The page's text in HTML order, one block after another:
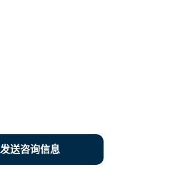
发送咨询信息